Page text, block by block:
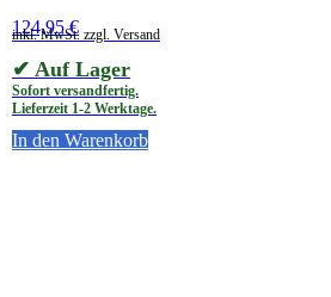
124,95€
inkl. MwSt. zzgl. Versand
✔ Auf Lager
Sofort versandfertig.
Lieferzeit 1-2 Werktage.
In den Warenkorb